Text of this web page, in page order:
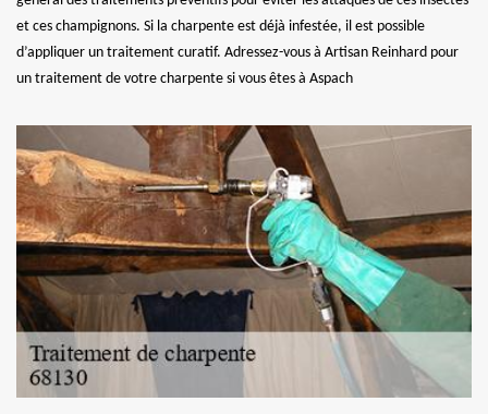
et ces champignons. Si la charpente est déjà infestée, il est possible
d’appliquer un traitement curatif. Adressez-vous à Artisan Reinhard pour
un traitement de votre charpente si vous êtes à Aspach